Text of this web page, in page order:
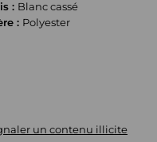
: Blanc cassé
: Polyester
un contenu illicite